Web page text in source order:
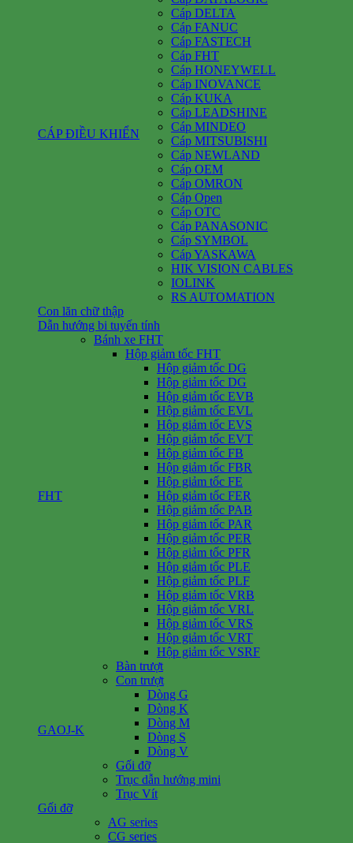
CÁP ĐIỀU KHIỂN
Cáp DELTA
Cáp FANUC
Cáp FASTECH
Cáp FHT
Cáp HONEYWELL
Cáp INOVANCE
Cáp KUKA
Cáp LEADSHINE
Cáp MINDEO
Cáp MITSUBISHI
Cáp NEWLAND
Cáp OEM
Cáp OMRON
Cáp Open
Cáp OTC
Cáp PANASONIC
Cáp SYMBOL
Cáp YASKAWA
HIK VISION CABLES
IOLINK
RS AUTOMATION
Con lăn chữ thập
Dẫn hướng bi tuyến tính
FHT
Bánh xe FHT
Hộp giảm tốc FHT
Hộp giảm tốc DG
Hộp giảm tốc DG
Hộp giảm tốc EVB
Hộp giảm tốc EVL
Hộp giảm tốc EVS
Hộp giảm tốc EVT
Hộp giảm tốc FB
Hộp giảm tốc FBR
Hộp giảm tốc FE
Hộp giảm tốc FER
Hộp giảm tốc PAB
Hộp giảm tốc PAR
Hộp giảm tốc PER
Hộp giảm tốc PFR
Hộp giảm tốc PLE
Hộp giảm tốc PLF
Hộp giảm tốc VRB
Hộp giảm tốc VRL
Hộp giảm tốc VRS
Hộp giảm tốc VRT
Hộp giảm tốc VSRF
GAOJ-K
Bàn trượt
Con trượt
Dòng G
Dòng K
Dòng M
Dòng S
Dòng V
Gối đỡ
Trục dẫn hướng mini
Trục Vít
Gối đỡ
AG series
CG series